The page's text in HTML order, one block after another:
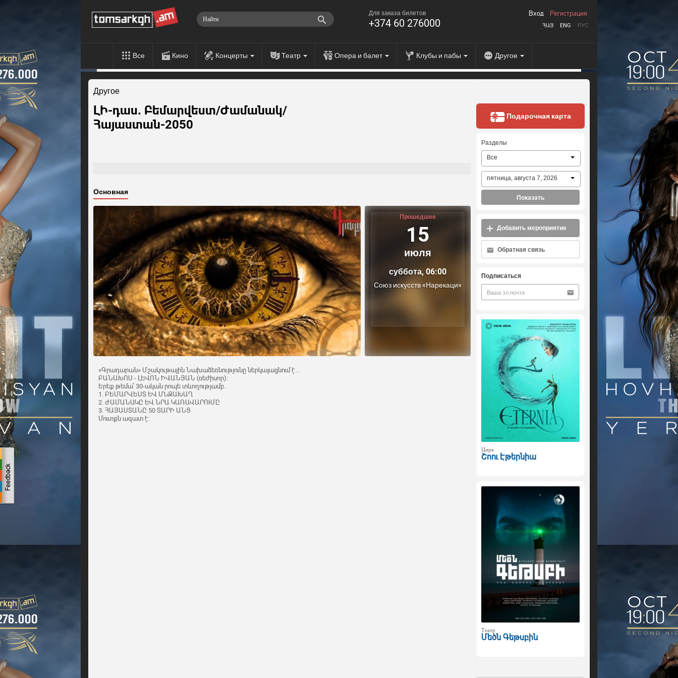
Для заказа билетов
+374 60 276000 ՀԱՅ ENG РУС
Вход Регистрация
Все Кино Концерты Театр Опера и балет Клубы и пабы Другое
Другое
ԼԻ-դաս. Բեմարվեստ/Ժամանակ/
Հայաստան-2050
Основная
Прошедшее
15
июля
суббота, 06:00
Союз искусств «Нарекаци»
«Գրադարան» Մշակութային Նախաձեռնությունը ներկայացնում է...
ԲԱՆԱԽՈՍ - ԼԵՎՈՆ ԻՎԱՆՅԱՆ (ռեժիսոր):
Երեք թեմա՝ 30-ական րոպե տևողությամբ.
1. ԲԵՄԱՐՎԵՍՏ ԵՎ ՄՆՋԱԽԱՂ
2. ԺԱՄԱՆԱԿԸ ԵՎ ՆՐԱ ԿԱՌԱՎԱՐՈՒՄԸ
3. ՀԱՅԱՍՏԱՆԸ 50 ՏԱՐԻ ԱՆՑ
Մուտքն ազատ է:
Подарочная карта
Разделы
Все
пятница, августа 7, 2026
Показать
Добавить мероприятие
Обратная связь
Подписаться
Цирк
Շոու Էթերնիա
Театр
Մեծն Գեթսբին